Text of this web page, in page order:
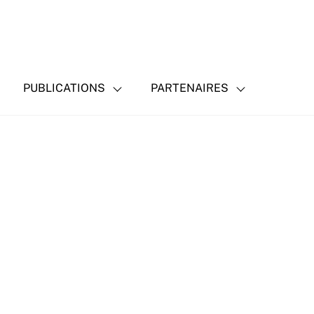
PUBLICATIONS PARTENAIRES